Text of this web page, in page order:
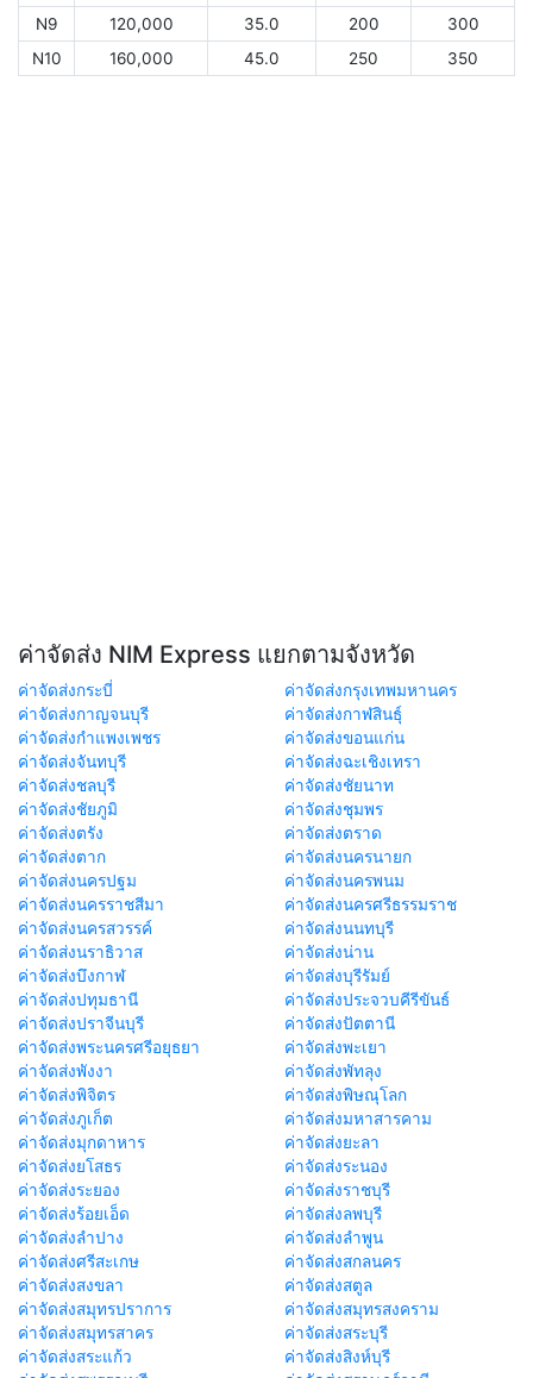
N9
120,000 35.0 200
300
N10
160,000 45.0 250 350
ค่าจัดส่ง NIM Express แยกตามจังหวัด
ค่าจัดส่งกระบี่
ค่าจัดส่งกรุงเทพมหานคร
ค่าจัดส่งกาญจนบุรี
ค่าจัดส่งกาฬสินธุ์
ค่าจัดส่งกำแพงเพชร
ค่าจัดส่งขอนแก่น
ค่าจัดส่งจันทบุรี
ค่าจัดส่งฉะเชิงเทรา
ค่าจัดส่งชลบุรี
ค่าจัดส่งชัยนาท
ค่าจัดส่งชัยภูมิ
ค่าจัดส่งชุมพร
ค่าจัดส่งตรัง
ค่าจัดส่งตราด
ค่าจัดส่งตาก
ค่าจัดส่งนครนายก
ค่าจัดส่งนครปฐม
ค่าจัดส่งนครพนม
ค่าจัดส่งนครราชสีมา
ค่าจัดส่งนครศรีธรรมราช
ค่าจัดส่งนครสวรรค์
ค่าจัดส่งนนทบุรี
ค่าจัดส่งนราธิวาส
ค่าจัดส่งน่าน
ค่าจัดส่งบึงกาฬ
ค่าจัดส่งบุรีรัมย์
ค่าจัดส่งปทุมธานี
ค่าจัดส่งประจวบคีรีขันธ์
ค่าจัดส่งปราจีนบุรี
ค่าจัดส่งปัตตานี
ค่าจัดส่งพระนครศรีอยุธยา
ค่าจัดส่งพะเยา
ค่าจัดส่งพังงา
ค่าจัดส่งพัทลุง
ค่าจัดส่งพิจิตร
ค่าจัดส่งพิษณุโลก
ค่าจัดส่งภูเก็ต
ค่าจัดส่งมหาสารคาม
ค่าจัดส่งมุกดาหาร
ค่าจัดส่งยะลา
ค่าจัดส่งยโสธร
ค่าจัดส่งระนอง
ค่าจัดส่งระยอง
ค่าจัดส่งราชบุรี
ค่าจัดส่งร้อยเอ็ด
ค่าจัดส่งลพบุรี
ค่าจัดส่งลำปาง
ค่าจัดส่งลำพูน
ค่าจัดส่งศรีสะเกษ
ค่าจัดส่งสกลนคร
ค่าจัดส่งสงขลา
ค่าจัดส่งสตูล
ค่าจัดส่งสมุทรปราการ
ค่าจัดส่งสมุทรสงคราม
ค่าจัดส่งสมุทรสาคร
ค่าจัดส่งสระบุรี
ค่าจัดส่งสระแก้ว
ค่าจัดส่งสิงห์บุรี